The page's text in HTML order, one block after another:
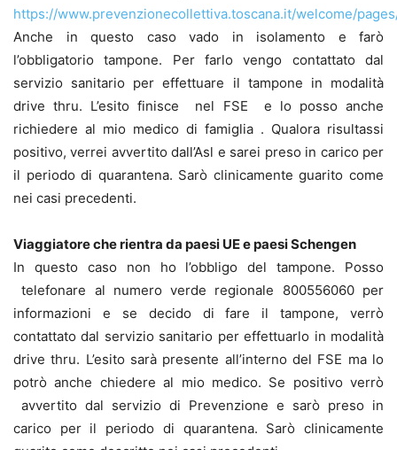
https://www.prevenzionecollettiva.toscana.it/welcome/
Anche in questo caso vado in isolamento e farò
l’obbligatorio tampone. Per farlo vengo contattato dal
servizio sanitario per effettuare il tampone in modalità
drive thru. L’esito finisce nel FSE e lo posso anche
richiedere al mio medico di famiglia . Qualora risultassi
positivo, verrei avvertito dall’Asl e sarei preso in carico per
il periodo di quarantena. Sarò clinicamente guarito come
nei casi precedenti.
Viaggiatore che rientra da paesi UE e paesi Schengen
In questo caso non ho l’obbligo del tampone. Posso
telefonare al numero verde regionale 800556060 per
informazioni e se decido di fare il tampone, verrò
contattato dal servizio sanitario per effettuarlo in modalità
drive thru. L’esito sarà presente all’interno del FSE ma lo
potrò anche chiedere al mio medico. Se positivo verrò
avvertito dal servizio di Prevenzione e sarò preso in
carico per il periodo di quarantena. Sarò clinicamente